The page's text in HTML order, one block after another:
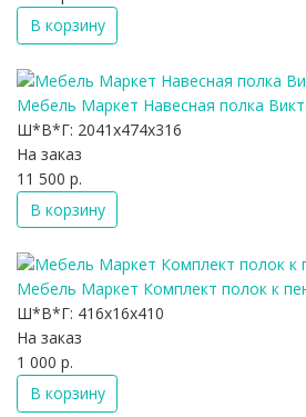
В корзину
Мебель Маркет Навесная полка
Ш*В*Г: 2041x474x316
На заказ
11 500 р.
В корзину
Мебель Маркет Комплект полок к
Ш*В*Г: 416x16x410
На заказ
1 000 р.
В корзину